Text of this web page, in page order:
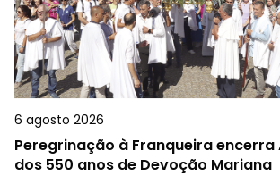
6 agosto 2026
Peregrinação à Franqueira encerra
dos 550 anos de Devoção Mariana